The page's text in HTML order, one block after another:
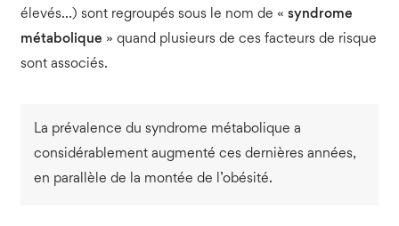
élevés…) sont regroupés sous le nom de « syndrome
métabolique » quand plusieurs de ces facteurs de risque
sont associés.
La prévalence du syndrome métabolique a
considérablement augmenté ces dernières années,
en parallèle de la montée de l’obésité.